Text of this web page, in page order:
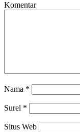
Komentar
Nama *
Surel *
Situs Web